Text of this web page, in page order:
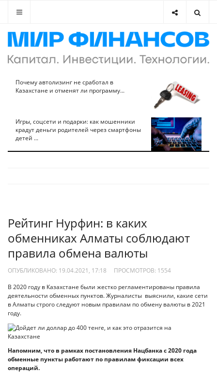
Почему автолизинг не сработал в
Казахстане и отменят ли программу...
Игры, соцсети и подарки: как мошенники
крадут деньги родителей через смартфоны
детей ...
Рейтинг Нурфин: в каких
обменниках Алматы соблюдают
правила обмена валюты
ОПУБЛИКОВАНО: 19.04.2021, 17:18 ПРОСМОТРОВ: 1554
В 2020 году в Казахстане были жестко регламентированы правила
деятельности обменных пунктов. Журналисты выяснили, какие сети
в Алматы строго следуют новым правилам по обмену валюты в 2021
году.
Напомним, что в рамках постановления Нацбанка с 2020 года
обменные пункты работают по правилам фиксации всех
операций.